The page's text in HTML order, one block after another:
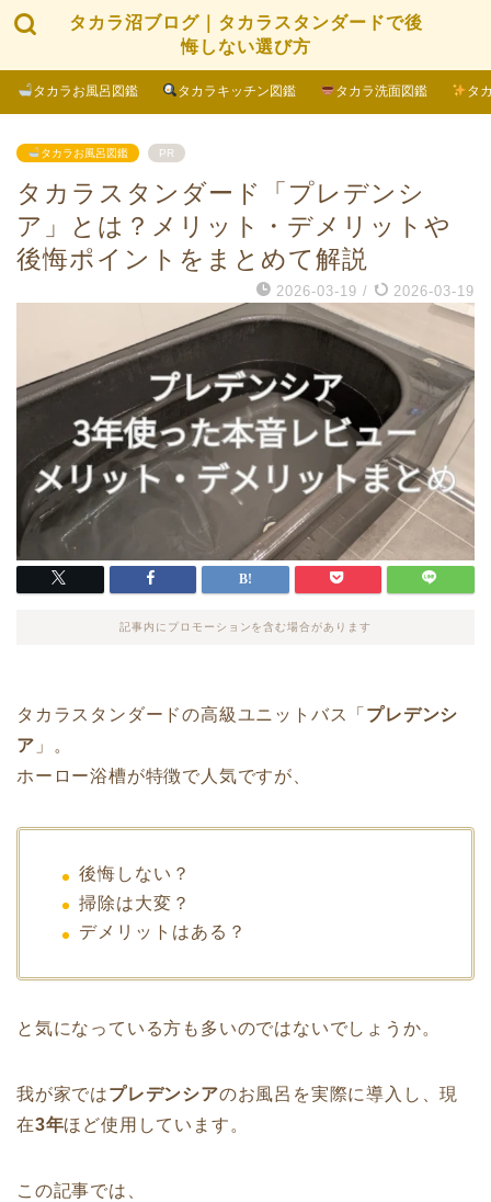
タカラ沼ブログ｜タカラスタンダードで後
悔しない選び方
タカラお風呂図鑑 タカラキッチン図鑑 タカラ洗面図鑑 タ
タカラお風呂図鑑 PR
タカラスタンダード「プレデンシ
ア」とは？メリット・デメリットや
後悔ポイントをまとめて解説
2026-03-19 / 2026-03-19
記事内にプロモーションを含む場合があります
タカラスタンダードの高級ユニットバス「 プレデンシ
ア 」。
ホーロー浴槽が特徴で人気ですが、
後悔しない？
掃除は大変？
デメリットはある？
と気になっている方も多いのではないでしょうか。
我が家ではプレデンシアのお風呂を実際に導入し、現
在3年ほど使用しています。
この記事では、